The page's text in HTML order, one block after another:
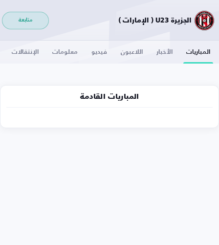
الجزيرة U23 ( الإمارات ) متابعة
المباريات الأخبار اللاعبون فيديو معلومات الإنتقالات
المباريات القادمة